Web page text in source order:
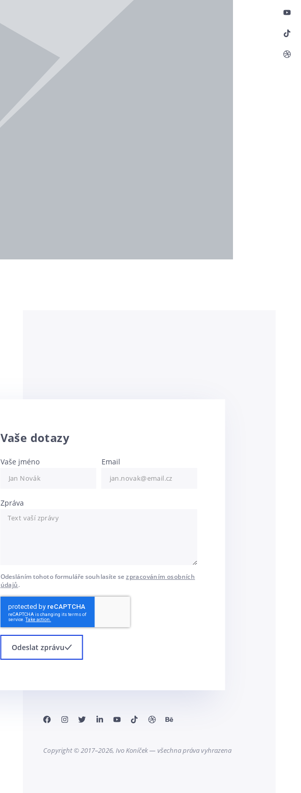
Vaše dotazy
Vaše jméno Email
Zpráva
Odesláním tohoto formuláře souhlasíte sezpracováním osobních
údajů.
Odeslat zprávu
Copyright © 2017–2026, Ivo Koníček — všechna práva vyhrazena